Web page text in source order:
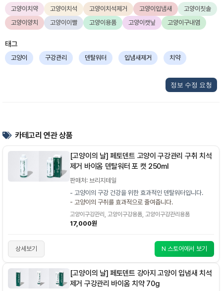
고양이치약 고양이치석 고양이치석제거 고양이입냄새
고양이칫솔
고양이양치
고양이이빨 고양이용품 고양이캣닢 고양이구내염
태그
고양이 구강관리 덴탈워터 입냄새제거 치약
정보 수정 요청
카테고리 연관 상품
[고양이의 날] 페토덴트 고양이 구강관리 구취 치석
제거 바이옴 덴탈워터 포 캣 250ml
판매처: 브리지테일
- 고양이의 구강 건강을 위한 효과적인 덴탈워터입니다.
- 고양이의 구취를 효과적으로 줄여줍니다.
고양이구강관리, 고양이구강용품, 고양이구강관리용품
17,000원
상세보기 N 스토어에서 보기
[고양이의 날] 페토덴트 강아지 고양이 입냄새 치석
제거 구강관리 바이옴 치약 70g